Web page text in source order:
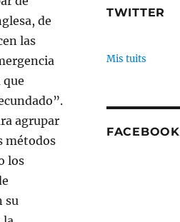
de
las
agrupar
métodos
los
su
TWITTER
Mis tuits
FACEBOOK